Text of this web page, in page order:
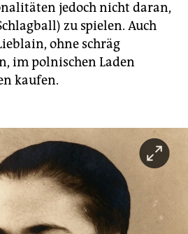
jedoch nicht daran,
zu spielen. Auch
ohne schräg
im polnischen Laden
kaufen.